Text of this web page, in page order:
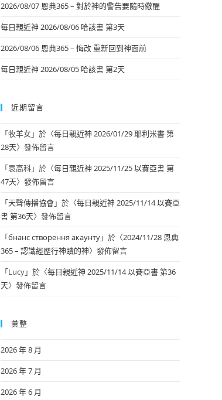
2026/08/07 恩典365 – 對於神的警告要隨時儆醒
每日親近神 2026/08/06 哈該書 第3天
2026/08/06 恩典365 – 悔改 重新回到神面前
每日親近神 2026/08/05 哈該書 第2天
近期留言
「牧羊女」於〈每日親近神 2026/01/29 耶利米書 第
28天〉發佈留言
「袁高科」於〈每日親近神 2025/11/25 以賽亞書 第
47天〉發佈留言
「天聲傳播協會」於〈每日親近神 2025/11/14 以賽亞
書 第36天〉發佈留言
「бнанс створення акаунту」於〈2024/11/28 恩典
365 – 認識經歷行神蹟的神〉發佈留言
「Lucy」於〈每日親近神 2025/11/14 以賽亞書 第36
天〉發佈留言
彙整
2026 年 8 月
2026 年 7 月
2026 年 6 月